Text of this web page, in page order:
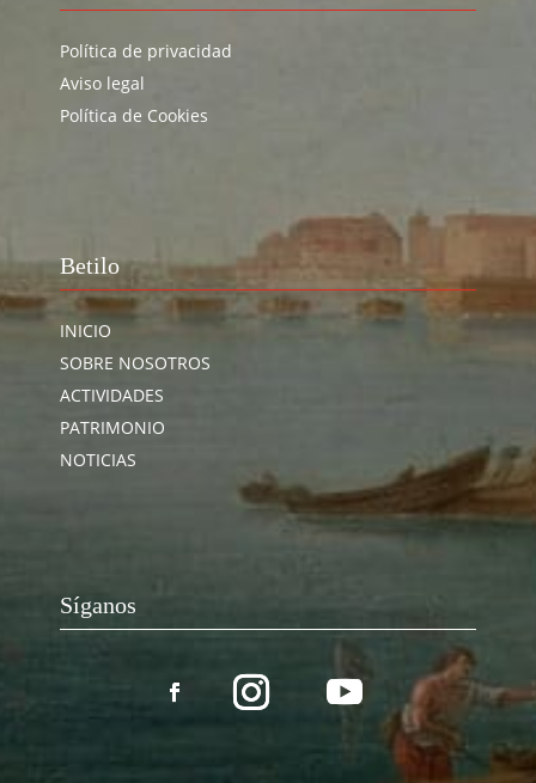
Política de privacidad
Aviso legal
Política de Cookies
Betilo
INICIO
SOBRE NOSOTROS
ACTIVIDADES
PATRIMONIO
NOTICIAS
Síganos